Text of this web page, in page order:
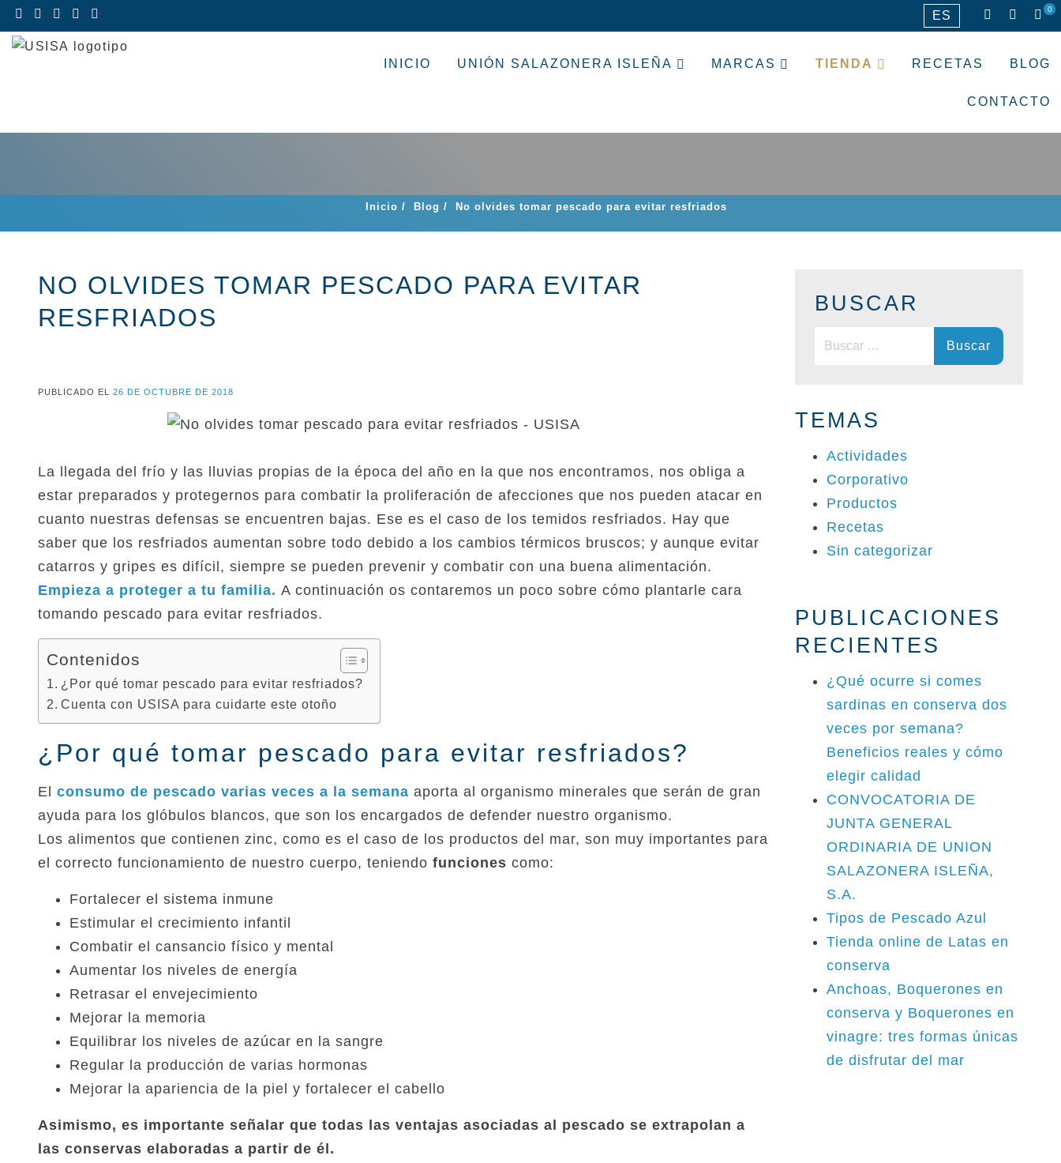
Saltar
al
ES 0
INICIO UNIÓN SALAZONERA ISLEÑA MARCAS TIENDA RECETAS BLOG
CONTACTO
Inicio / Blog / No olvides tomar pescado para evitar resfriados
NO OLVIDES TOMAR PESCADO PARA EVITAR
RESFRIADOS
PUBLICADO EL 26 DE OCTUBRE DE 2018
La llegada del frío y las lluvias propias de la época del año en la que nos encontramos, nos obliga a
estar preparados y protegernos para combatir la proliferación de afecciones que nos pueden atacar en
cuanto nuestras defensas se encuentren bajas. Ese es el caso de los temidos resfriados. Hay que
saber que los resfriados aumentan sobre todo debido a los cambios térmicos bruscos; y aunque evitar
catarros y gripes es difícil, siempre se pueden prevenir y combatir con una buena alimentación.
Empieza a proteger a tu familia. A continuación os contaremos un poco sobre cómo plantarle cara
tomando pescado para evitar resfriados.
Contenidos
¿Por qué tomar pescado para evitar resfriados?
Cuenta con USISA para cuidarte este otoño
¿Por qué tomar pescado para evitar resfriados?
El consumo de pescado varias veces a la semana aporta al organismo minerales que serán de gran
ayuda para los glóbulos blancos, que son los encargados de defender nuestro organismo.
Los alimentos que contienen zinc, como es el caso de los productos del mar, son muy importantes para
el correcto funcionamiento de nuestro cuerpo, teniendo funciones como:
Fortalecer el sistema inmune
Estimular el crecimiento infantil
Combatir el cansancio físico y mental
Aumentar los niveles de energía
Retrasar el envejecimiento
Mejorar la memoria
Equilibrar los niveles de azúcar en la sangre
Regular la producción de varias hormonas
Mejorar la apariencia de la piel y fortalecer el cabello
Asimismo, es importante señalar que todas las ventajas asociadas al pescado se extrapolan a
las conservas elaboradas a partir de él.
BUSCAR
Buscar:
TEMAS
Actividades
Corporativo
Productos
Recetas
Sin categorizar
PUBLICACIONES
RECIENTES
¿Qué ocurre si comes
sardinas en conserva dos
veces por semana?
Beneficios reales y cómo
elegir calidad
CONVOCATORIA DE
JUNTA GENERAL
ORDINARIA DE UNION
SALAZONERA ISLEÑA,
S.A.
Tipos de Pescado Azul
Tienda online de Latas en
conserva
Anchoas, Boquerones en
conserva y Boquerones en
vinagre: tres formas únicas
de disfrutar del mar